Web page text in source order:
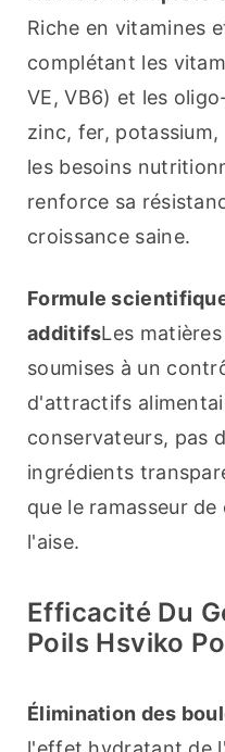
Riche en vitamines
complétant les
VE, VB6) et les
zinc, fer,
les besoins
renforce sa
croissance saine.
Formule
additifsLes
soumises à un
d'attractifs
conservateurs, pas
ingrédients
que le ramasseur
l'aise.
Efficacité Du
Poils Hsviko
Élimination des